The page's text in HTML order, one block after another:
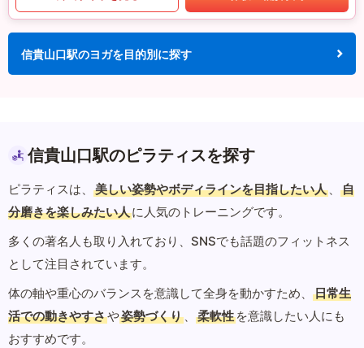
信貴山口駅のヨガを目的別に探す
信貴山口駅のピラティスを探す
ピラティスは、 美しい姿勢やボディラインを目指したい人 、
自
分磨きを楽しみたい人に人気のトレーニングです。
多くの著名人も取り入れており、SNSでも話題のフィットネス
として注目されています。
体の軸や重心のバランスを意識して全身を動かすため、
日常生
活での動きやすさや姿勢づくり 、 柔軟性 を意識したい人にも
おすすめです。